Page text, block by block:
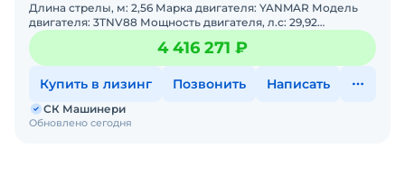
Длина стрелы, м: 2,56 Марка двигателя: YANMAR Модель
двигателя: 3TNV88 Мощность двигателя, л.с: 29,92
4 416 271 ₽
Купить в лизинг Позвонить Написать
Обновлено сегодня
СК Машинери